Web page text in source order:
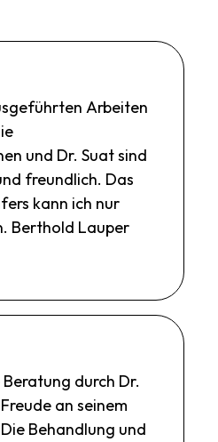
Arbeiten
und Dr. Suat sind
freundlich. Das
kann ich nur
Berthold Lauper
durch Dr.
an seinem
Behandlung und